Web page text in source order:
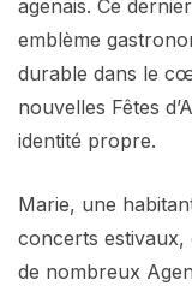
agenais. Ce
emblème
durable dans le
nouvelles Fêtes
identité propre.
Marie, une
concerts estivaux,
de nombreux